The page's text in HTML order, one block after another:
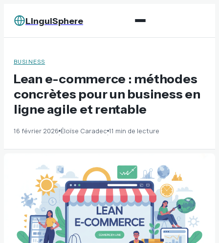
LinguiSphere
BUSINESS
Lean e-commerce : méthodes
concrètes pour un business en
ligne agile et rentable
16 février 2026·Éloïse Caradec·11 min de lecture